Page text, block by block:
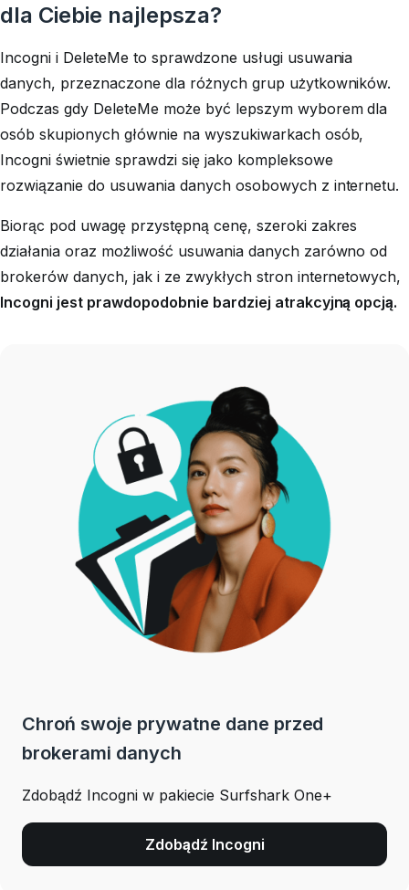
dla Ciebie najlepsza?
Incogni i DeleteMe to sprawdzone usługi usuwania
danych, przeznaczone dla różnych grup użytkowników.
Podczas gdy DeleteMe może być lepszym wyborem dla
osób skupionych głównie na wyszukiwarkach osób,
Incogni świetnie sprawdzi się jako kompleksowe
rozwiązanie do usuwania danych osobowych z internetu.
Biorąc pod uwagę przystępną cenę, szeroki zakres
działania oraz możliwość usuwania danych zarówno od
brokerów danych, jak i ze zwykłych stron internetowych,
Incogni jest prawdopodobnie bardziej atrakcyjną opcją.
Chroń swoje prywatne dane przed
brokerami danych
Zdobądź Incogni w pakiecie Surfshark One+
Zdobądź Incogni